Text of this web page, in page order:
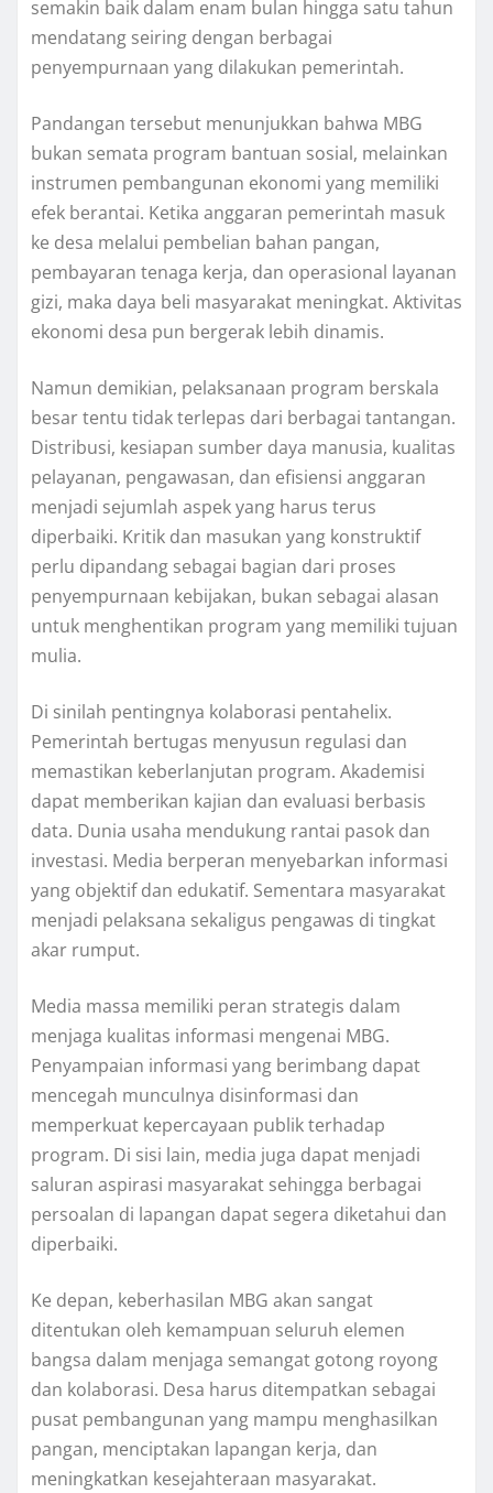
semakin baik dalam enam bulan hingga satu tahun
mendatang seiring dengan berbagai
penyempurnaan yang dilakukan pemerintah.
Pandangan tersebut menunjukkan bahwa MBG
bukan semata program bantuan sosial, melainkan
instrumen pembangunan ekonomi yang memiliki
efek berantai. Ketika anggaran pemerintah masuk
ke desa melalui pembelian bahan pangan,
pembayaran tenaga kerja, dan operasional layanan
gizi, maka daya beli masyarakat meningkat. Aktivitas
ekonomi desa pun bergerak lebih dinamis.
Namun demikian, pelaksanaan program berskala
besar tentu tidak terlepas dari berbagai tantangan.
Distribusi, kesiapan sumber daya manusia, kualitas
pelayanan, pengawasan, dan efisiensi anggaran
menjadi sejumlah aspek yang harus terus
diperbaiki. Kritik dan masukan yang konstruktif
perlu dipandang sebagai bagian dari proses
penyempurnaan kebijakan, bukan sebagai alasan
untuk menghentikan program yang memiliki tujuan
mulia.
Di sinilah pentingnya kolaborasi pentahelix.
Pemerintah bertugas menyusun regulasi dan
memastikan keberlanjutan program. Akademisi
dapat memberikan kajian dan evaluasi berbasis
data. Dunia usaha mendukung rantai pasok dan
investasi. Media berperan menyebarkan informasi
yang objektif dan edukatif. Sementara masyarakat
menjadi pelaksana sekaligus pengawas di tingkat
akar rumput.
Media massa memiliki peran strategis dalam
menjaga kualitas informasi mengenai MBG.
Penyampaian informasi yang berimbang dapat
mencegah munculnya disinformasi dan
memperkuat kepercayaan publik terhadap
program. Di sisi lain, media juga dapat menjadi
saluran aspirasi masyarakat sehingga berbagai
persoalan di lapangan dapat segera diketahui dan
diperbaiki.
Ke depan, keberhasilan MBG akan sangat
ditentukan oleh kemampuan seluruh elemen
bangsa dalam menjaga semangat gotong royong
dan kolaborasi. Desa harus ditempatkan sebagai
pusat pembangunan yang mampu menghasilkan
pangan, menciptakan lapangan kerja, dan
meningkatkan kesejahteraan masyarakat.